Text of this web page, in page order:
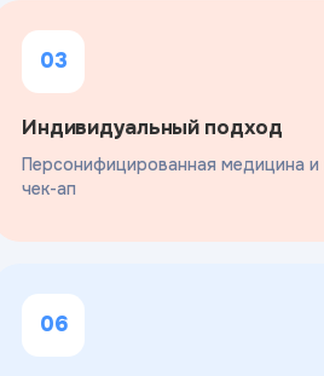
03
Индивидуальный подход
Персонифицированная медицина
чек-ап
06